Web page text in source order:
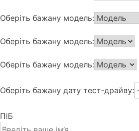
Оберіть бажану модель:
Оберіть бажану модель:
Оберіть бажану модель:
Оберіть бажану дату тест-драйву:
ПІБ